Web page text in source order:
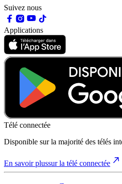
Suivez nous
Applications
Télé connectée
Disponible sur la majorité des télés
En savoir plussur la télé connectée